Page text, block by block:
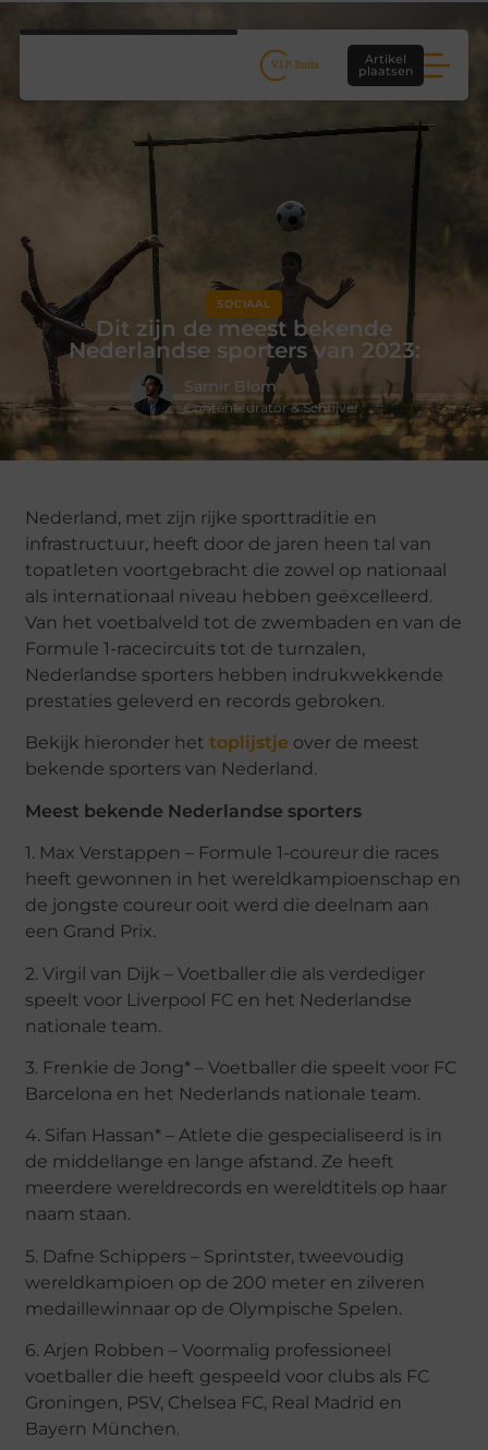
Artikel
plaatsen
SOCIAAL
Dit zijn de meest bekende
Nederlandse sporters van 2023:
Samir Blom
Contentcurator & Schrijver
Nederland, met zijn rijke sporttraditie en
infrastructuur, heeft door de jaren heen tal van
topatleten voortgebracht die zowel op nationaal
als internationaal niveau hebben geëxcelleerd.
Van het voetbalveld tot de zwembaden en van de
Formule 1-racecircuits tot de turnzalen,
Nederlandse sporters hebben indrukwekkende
prestaties geleverd en records gebroken.
Bekijk hieronder hettoplijstje over de meest
bekende sporters van Nederland.
Meest bekende Nederlandse sporters
1. Max Verstappen – Formule 1-coureur die races
heeft gewonnen in het wereldkampioenschap en
de jongste coureur ooit werd die deelnam aan
een Grand Prix.
2. Virgil van Dijk – Voetballer die als verdediger
speelt voor Liverpool FC en het Nederlandse
nationale team.
3. Frenkie de Jong* – Voetballer die speelt voor FC
Barcelona en het Nederlands nationale team.
4. Sifan Hassan* – Atlete die gespecialiseerd is in
de middellange en lange afstand. Ze heeft
meerdere wereldrecords en wereldtitels op haar
naam staan.
5. Dafne Schippers – Sprintster, tweevoudig
wereldkampioen op de 200 meter en zilveren
medaillewinnaar op de Olympische Spelen.
6. Arjen Robben – Voormalig professioneel
voetballer die heeft gespeeld voor clubs als FC
Groningen, PSV, Chelsea FC, Real Madrid en
Bayern München.